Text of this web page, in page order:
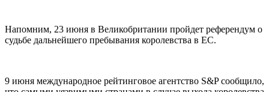
Напомним, 23 июня в Великобритании пройдет референдум о
судьбе дальнейшего пребывания королевства в ЕС.
9 июня международное рейтинговое агентство S&P сообщило,